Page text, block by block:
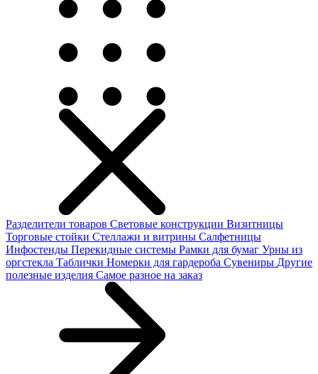
Разделители товаров Световые конструкции Визитницы
Торговые стойки Cтеллажи и витрины Салфетницы
Инфостенды Перекидные системы Рамки для бумаг Урны из
оргстекла Таблички Номерки для гардероба Сувениры Другие
полезные изделия Самое разное на заказ